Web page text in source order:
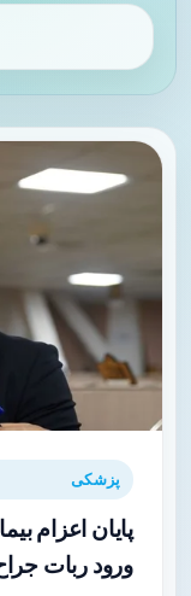
پزشکی
پایان اعزام
ورود ربات